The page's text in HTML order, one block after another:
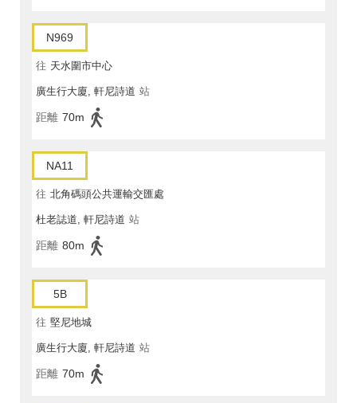
N969
往 天水圍市中心
廣生行大廈, 軒尼詩道 站
距離 70m
NA11
往 北角碼頭公共運輸交匯處
杜老誌道, 軒尼詩道 站
距離 80m
5B
往 堅尼地城
廣生行大廈, 軒尼詩道 站
距離 70m